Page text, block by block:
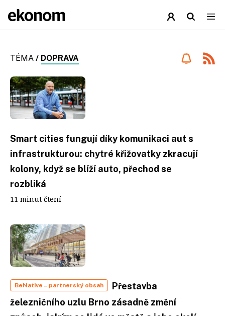
TÉMA / DOPRAVA
Smart cities fungují díky komunikaci aut s
infrastrukturou: chytré křižovatky zkracují
kolony, když se blíží auto, přechod se
rozbliká
11 minut čtení
BeNative – partnerský obsah
Přestavba
železničního uzlu Brno zásadně změní